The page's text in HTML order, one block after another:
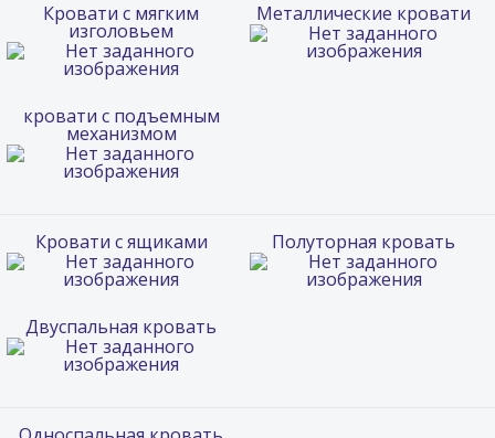
Кровати с мягким
изголовьем
Металлические кровати
кровати с подъемным
механизмом
Кровати с ящиками Полуторная кровать
Двуспальная кровать